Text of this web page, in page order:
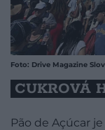
Foto: Drive Magazine
CUKROVÁ
Pão de Açúcar